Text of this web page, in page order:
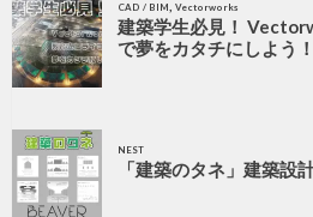
CAD / BIM Vectorworks
建築学生必見！
で夢をカタチにしよう！
NEST
「建築のタネ」建築設